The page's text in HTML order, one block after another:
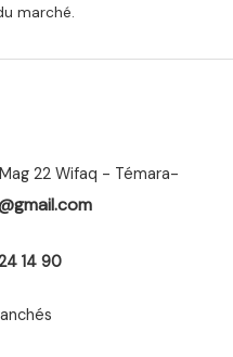
marché.
22 Wifaq - Témara-
14 90